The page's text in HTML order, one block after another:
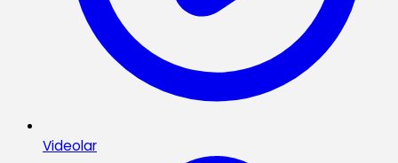
Videolar